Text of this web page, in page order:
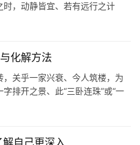
，动静皆宜、若有远行之计
化解方法
关乎一家兴衰、今人筑楼，为
排开之景、此“三卧连珠”或“一
自己更深入